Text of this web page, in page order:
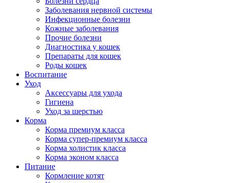
Заболевания нервной системы
Инфекционные болезни
Кожные заболевания
Прочие болезни
Диагностика у кошек
Препараты для кошек
Роды кошек
Воспитание
Уход
Аксессуары для ухода
Гигиена
Уход за шерстью
Корма
Корма премиум класса
Корма супер-премиум класса
Корма холистик класса
Корма эконом класса
Питание
Кормление котят